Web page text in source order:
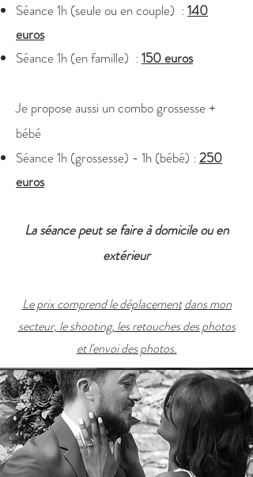
Séance 1h (seule ou en couple) : 140
euros
Séance 1h (en famille) : 150 euros
Je propose aussi un combo grossesse +
bébé
Séance 1h (grossesse) - 1h (bébé) : 250
euros
La séance peut se faire à domicile ou en
extérieur
Le prix comprend le déplacementdans mon
secteur, le shooting, les retouches des photos
et l'envoides photos.